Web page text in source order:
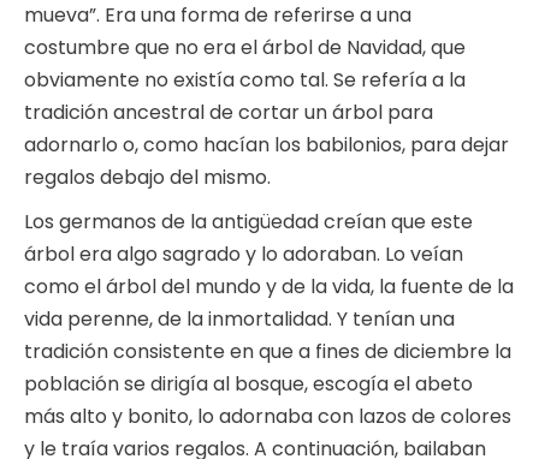
mueva”. Era una forma de referirse a una
costumbre que no era el árbol de Navidad, que
obviamente no existía como tal. Se refería a la
tradición ancestral de cortar un árbol para
adornarlo o, como hacían los babilonios, para dejar
regalos debajo del mismo.
Los germanos de la antigüedad creían que este
árbol era algo sagrado y lo adoraban. Lo veían
como el árbol del mundo y de la vida, la fuente de la
vida perenne, de la inmortalidad. Y tenían una
tradición consistente en que a fines de diciembre la
población se dirigía al bosque, escogía el abeto
más alto y bonito, lo adornaba con lazos de colores
y le traía varios regalos. A continuación, bailaban